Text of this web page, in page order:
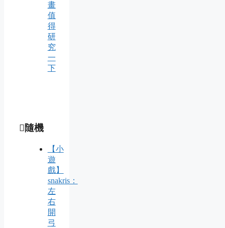
畫
值
得
研
究
一
下
隨機
【小
遊
戲】
snakris：
左
右
開
弓